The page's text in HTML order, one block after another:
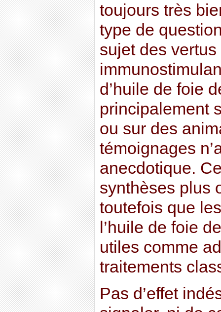
toujours très
type de
sujet des
d’huile de foie
principalement
ou sur des
témoignages
anecdotique.
synthèses plus
toutefois que
l’huile de foie
utiles comme
traitements
Pas d’effet